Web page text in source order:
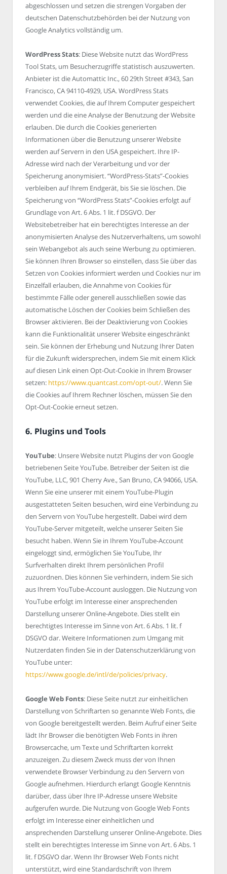
abgeschlossen und setzen die strengen Vorgaben der
deutschen Datenschutzbehörden bei der Nutzung von
Google Analytics vollständig um.
WordPress Stats: Diese Website nutzt das WordPress
Tool Stats, um Besucherzugriffe statistisch auszuwerten.
Anbieter ist die Automattic Inc., 60 29th Street #343, San
Francisco, CA 94110-4929, USA. WordPress Stats
verwendet Cookies, die auf Ihrem Computer gespeichert
werden und die eine Analyse der Benutzung der Website
erlauben. Die durch die Cookies generierten
Informationen über die Benutzung unserer Website
werden auf Servern in den USA gespeichert. Ihre IP-
Adresse wird nach der Verarbeitung und vor der
Speicherung anonymisiert. “WordPress-Stats”-Cookies
verbleiben auf Ihrem Endgerät, bis Sie sie löschen. Die
Speicherung von “WordPress Stats”-Cookies erfolgt auf
Grundlage von Art. 6 Abs. 1 lit. f DSGVO. Der
Websitebetreiber hat ein berechtigtes Interesse an der
anonymisierten Analyse des Nutzerverhaltens, um sowohl
sein Webangebot als auch seine Werbung zu optimieren.
Sie können Ihren Browser so einstellen, dass Sie über das
Setzen von Cookies informiert werden und Cookies nur im
Einzelfall erlauben, die Annahme von Cookies für
bestimmte Fälle oder generell ausschließen sowie das
automatische Löschen der Cookies beim Schließen des
Browser aktivieren. Bei der Deaktivierung von Cookies
kann die Funktionalität unserer Website eingeschränkt
sein. Sie können der Erhebung und Nutzung Ihrer Daten
für die Zukunft widersprechen, indem Sie mit einem Klick
auf diesen Link einen Opt-Out-Cookie in Ihrem Browser
setzen: https://www.quantcast.com/opt-out/. Wenn Sie
die Cookies auf Ihrem Rechner löschen, müssen Sie den
Opt-Out-Cookie erneut setzen.
6. Plugins und Tools
YouTube: Unsere Website nutzt Plugins der von Google
betriebenen Seite YouTube. Betreiber der Seiten ist die
YouTube, LLC, 901 Cherry Ave., San Bruno, CA 94066, USA.
Wenn Sie eine unserer mit einem YouTube-Plugin
ausgestatteten Seiten besuchen, wird eine Verbindung zu
den Servern von YouTube hergestellt. Dabei wird dem
YouTube-Server mitgeteilt, welche unserer Seiten Sie
besucht haben. Wenn Sie in Ihrem YouTube-Account
eingeloggt sind, ermöglichen Sie YouTube, Ihr
Surfverhalten direkt Ihrem persönlichen Profil
zuzuordnen. Dies können Sie verhindern, indem Sie sich
aus Ihrem YouTube-Account ausloggen. Die Nutzung von
YouTube erfolgt im Interesse einer ansprechenden
Darstellung unserer Online-Angebote. Dies stellt ein
berechtigtes Interesse im Sinne von Art. 6 Abs. 1 lit. f
DSGVO dar. Weitere Informationen zum Umgang mit
Nutzerdaten finden Sie in der Datenschutzerklärung von
YouTube unter:
https://www.google.de/intl/de/policies/privacy.
Google Web Fonts: Diese Seite nutzt zur einheitlichen
Darstellung von Schriftarten so genannte Web Fonts, die
von Google bereitgestellt werden. Beim Aufruf einer Seite
lädt Ihr Browser die benötigten Web Fonts in ihren
Browsercache, um Texte und Schriftarten korrekt
anzuzeigen. Zu diesem Zweck muss der von Ihnen
verwendete Browser Verbindung zu den Servern von
Google aufnehmen. Hierdurch erlangt Google Kenntnis
darüber, dass über Ihre IP-Adresse unsere Website
aufgerufen wurde. Die Nutzung von Google Web Fonts
erfolgt im Interesse einer einheitlichen und
ansprechenden Darstellung unserer Online-Angebote. Dies
stellt ein berechtigtes Interesse im Sinne von Art. 6 Abs. 1
lit. f DSGVO dar. Wenn Ihr Browser Web Fonts nicht
unterstützt, wird eine Standardschrift von Ihrem